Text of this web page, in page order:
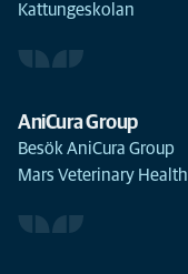
Kattungeskolan
AniCura Group
Besök AniCura Group
Mars Veterinary Health